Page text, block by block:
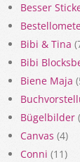
Besser
Bibi & Tina
Bibi
Biene Maja
Bügelbilder
Canvas (4)
Conni (11)